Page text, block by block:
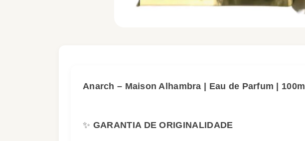
Anarch – Maison Alhambra | Eau de Parfum | 100ml
✨ GARANTIA DE ORIGINALIDADE